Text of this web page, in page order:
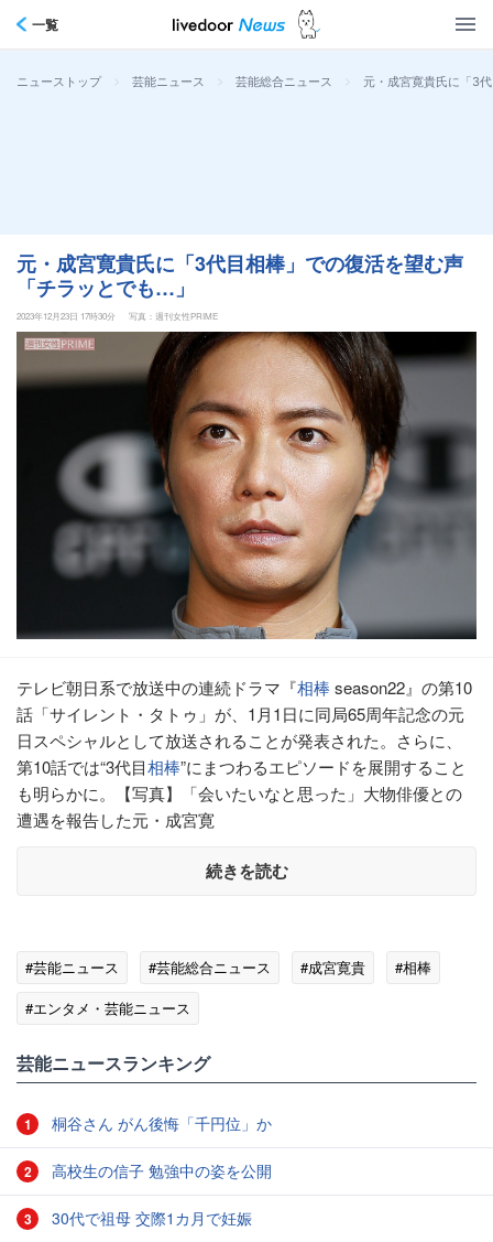
一覧
ニューストップ > 芸能ニュース > 芸能総合ニュース > 元・成宮寛貴氏に「3
元・成宮寛貴氏に「3代目相棒」での復活を望む声
「チラッとでも…」
2023年12月23日 17時30分 写真：週刊女性PRIME
テレビ朝日系で放送中の連続ドラマ『相棒 season22』の第10
話「サイレント・タトゥ」が、1月1日に同局65周年記念の元
日スペシャルとして放送されることが発表された。さらに、
第10話では“3代目相棒”にまつわるエピソードを展開すること
も明らかに。【写真】「会いたいなと思った」大物俳優との
遭遇を報告した元・成宮寛
続きを読む
#芸能ニュース #芸能総合ニュース #成宮寛貴
#相棒
#エンタメ・芸能ニュース
芸能ニュースランキング
1 桐谷さん がん後悔「千円位」か
2 高校生の信子 勉強中の姿を公開
3 30代で祖母 交際1カ月で妊娠